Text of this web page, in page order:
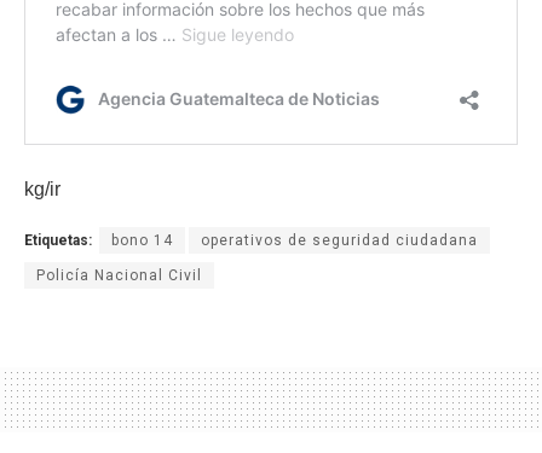
kg/ir
Etiquetas: bono 14 operativos de seguridad ciudadana
Policía Nacional Civil